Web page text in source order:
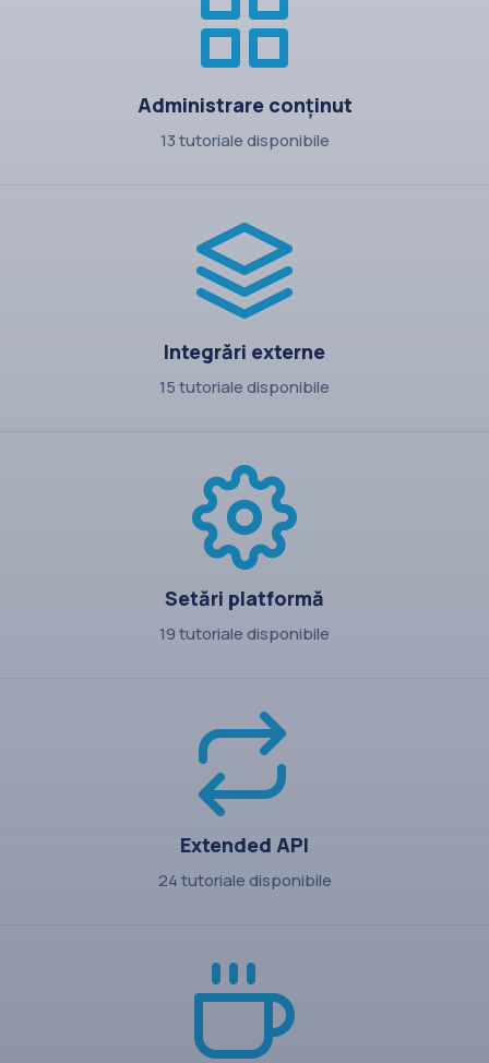
Administrare conținut
13 tutoriale disponibile
Integrări externe
15 tutoriale disponibile
Setări platformă
19 tutoriale disponibile
Extended API
24 tutoriale disponibile